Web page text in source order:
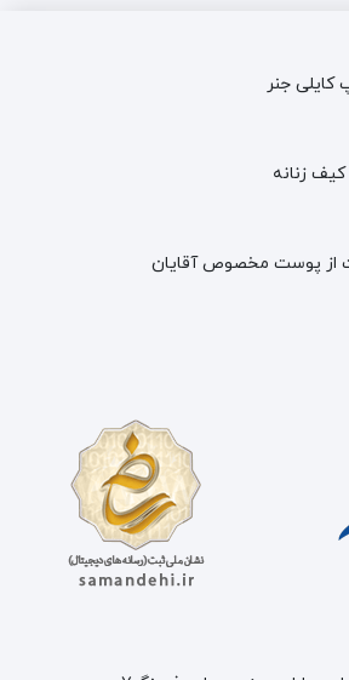
کایلی جنر
زنانه
از پوست مخصوص آقایان